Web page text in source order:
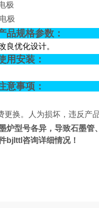
极
极
品规格参数：
优化设计。
用安装：
意事项：
换。人为损坏，违反产
炉型号各异，导致石墨
bjlttl 咨询详细情况！